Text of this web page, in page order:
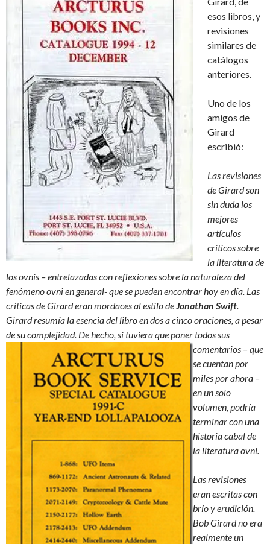
esos libros, y
revisiones
similares de
catálogos
anteriores.
Uno de los
amigos de
Girard
escribió:
Las revisiones
de Girard son
sin duda los
mejores
artículos
críticos sobre
la literatura de
los ovnis – entrelazadas con reflexiones sobre la naturaleza del
fenómeno ovni en general- que se pueden encontrar hoy en día. Las
críticas de Girard eran mordaces al estilo deJonathan Swift.
Girard resumía la esencia del libro en dos a cinco oraciones, a pesar
de su complejidad. Dehecho, si tuviera que poner todos sus
comentarios – que
se cuentan por
miles por ahora –
en un solo
volumen, podría
terminar con una
historia cabal de
la literatura ovni.
Las revisiones
eran escritas con
brío y erudición.
Bob Girard no era
realmente un